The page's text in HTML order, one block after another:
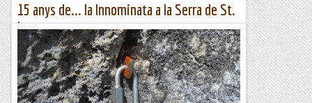
15 anys de... la Innominata a la Serra de St.
Joan.
Actualment el tinc una mica abandonat, però durant una
bona temporada la Serra de Sant Joan a Montanisell va ser
un terreny de joc excelent per escalar-hi, avui fa 15anys
vam...